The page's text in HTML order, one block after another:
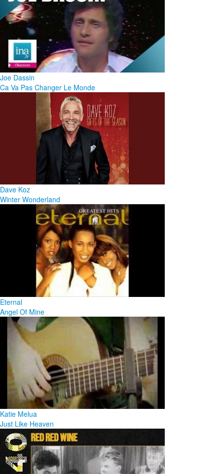
Joe Dassin
Ca Va Pas Changer Le Monde
Dave Koz
Winter Wonderland
Eternal
Angel Of Mine
Katie Melua
Just Like Heaven